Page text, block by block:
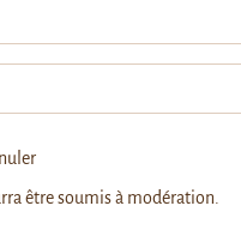
être soumis à modération.